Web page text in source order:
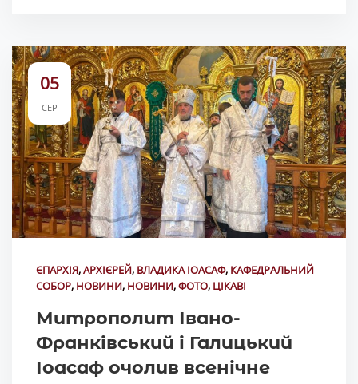
05
СЕР
ЄПАРХІЯ,АРХІЄРЕЙ, ВЛАДИКА ІОАСАФ, КАФЕДРАЛЬНИЙ
СОБОР, НОВИНИ, НОВИНИ,ФОТО, ЦІКАВІ
Митрополит Івано-
Франківський і Галицький
Іоасаф очолив всенічне